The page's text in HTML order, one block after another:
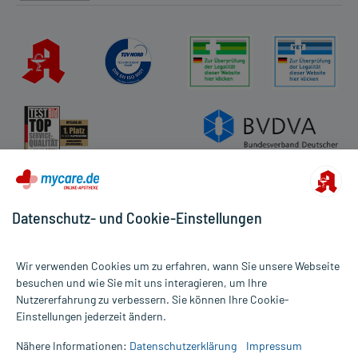
Alle Preise gelten inkl. MwSt., ggf. zzgl. Versandkosten
Informationen auf dieser Website werden ausschließlich für
die Untersuchung und Behandlung durch einen Arzt. Bitte
Datenschutz- und Cookie-Einstellungen
Wir verwenden Cookies um zu erfahren, wann Sie unsere Webseite
besuchen und wie Sie mit uns interagieren, um Ihre
Nutzererfahrung zu verbessern. Sie können Ihre Cookie-
Einstellungen jederzeit ändern.
Nähere Informationen: Datenschutzerklärung Impressum